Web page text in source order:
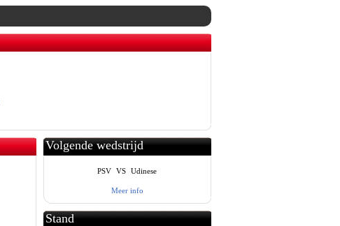
Volgende wedstrijd
PSV VS Udinese
Meer info
Stand